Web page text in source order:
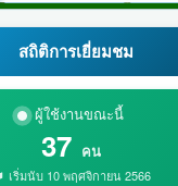
สถิติการเยี่ยมชม
ผู้ใช้งานขณะนี้
37 คน
เริ่มนับ 10 พฤศจิกายน 2566